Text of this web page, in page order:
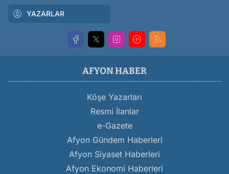
YAZARLAR
AFYON HABER
Köşe Yazarları
Resmi İlanlar
e-Gazete
Afyon Gündem Haberleri
Afyon Siyaset Haberleri
Afyon Ekonomi Haberleri